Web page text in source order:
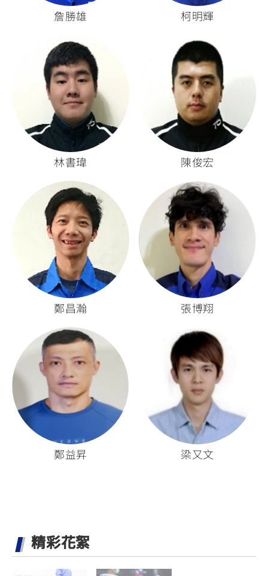
詹勝雄 柯明輝
林書瑋 陳俊宏
鄭昌瀚 張博翔
鄭益昇 梁又文
精彩花絮